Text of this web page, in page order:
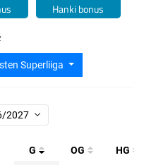
Hanki bonus
Superliiga
2027
G OG HG